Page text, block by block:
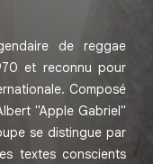
de reggae
et reconnu pour
Composé
"Apple Gabriel"
se distingue par
textes conscients